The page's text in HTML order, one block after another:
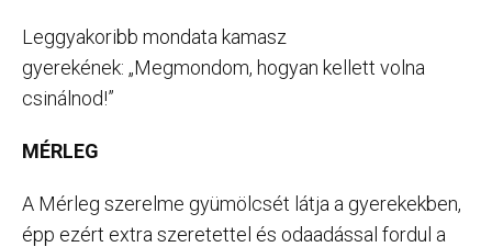
Leggyakoribb mondata kamasz
gyerekének: „Megmondom, hogyan kellett volna
csinálnod!”
MÉRLEG
A Mérleg szerelme gyümölcsét látja a gyerekekben,
épp ezért extra szeretettel és odaadással fordul a